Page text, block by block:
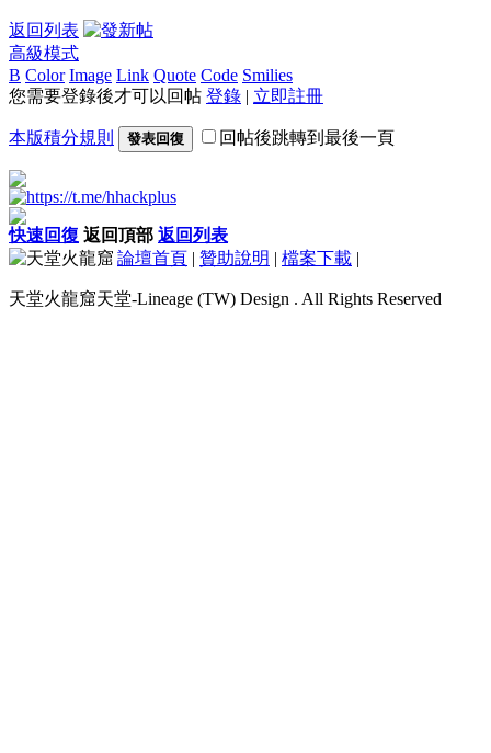
返回列表
高級模式
B Color Image Link Quote Code Smilies
您需要登錄後才可以回帖 登錄 | 立即註冊
本版積分規則 發表回復 回帖後跳轉到最後一頁
快速回復 返回頂部 返回列表
論壇首頁 | 贊助說明 | 檔案下載 |
天堂火龍窟天堂-Lineage (TW) Design . All Rights Reserved